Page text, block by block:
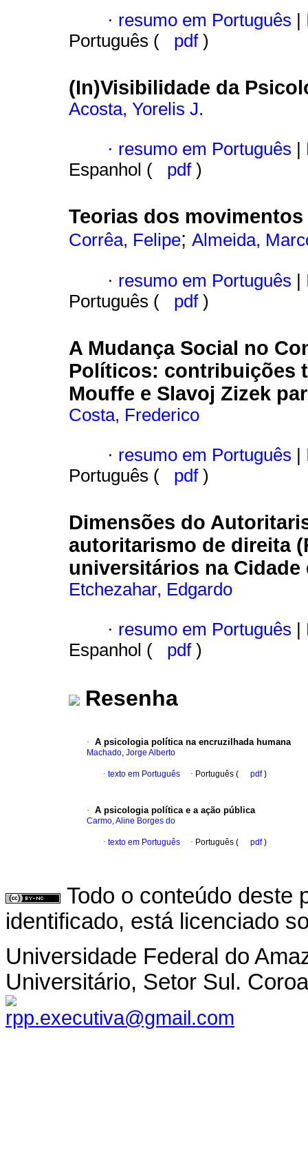
· resumo em Português
Português (
pdf )
(In)Visibilidade da
Acosta, Yorelis J.
· resumo em Português
Espanhol (
pdf )
Teorias dos
Corrêa, Felipe; Almeida,
· resumo em Português
Português (
pdf )
A Mudança Social no
Políticos: contribuições
Mouffe e Slavoj Zizek
Costa, Frederico
· resumo em Português
Português (
pdf )
Dimensões do
autoritarismo de direita
universitários na Cidade
Etchezahar, Edgardo
· resumo em Português
Espanhol (
pdf )
Resenha
· A psicologia política na encruzilhada humana
Machado, Jorge Alberto
· texto em Português · Português ( pdf)
· A psicologia política e a ação pública
Carmo, Aline Borges do
· texto em Português · Português ( pdf)
Todo o conteúdo deste
identificado, está licenciado
Universidade Federal do
Universitário, Setor Sul.
rpp.executiva@gmail.com